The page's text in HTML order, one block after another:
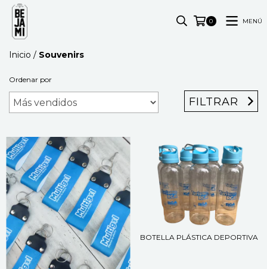
0 MENÚ
Inicio / Souvenirs
Ordenar por
FILTRAR
BOTELLA PLÁSTICA DEPORTIVA